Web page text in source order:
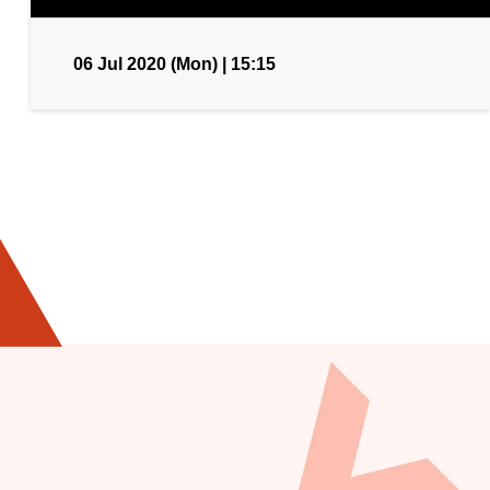
06 Jul 2020 (Mon) | 15:15